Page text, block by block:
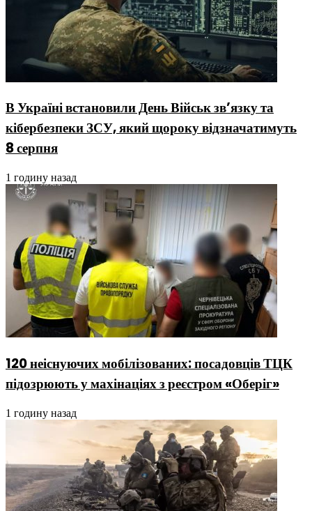
В Україні встановили День Військ зв’язку та
кібербезпеки ЗСУ, який щороку відзначатимуть
8 серпня
1 годину назад
120 неіснуючих мобілізованих: посадовців ТЦК
підозрюють у махінаціях з реєстром «Оберіг»
1 годину назад